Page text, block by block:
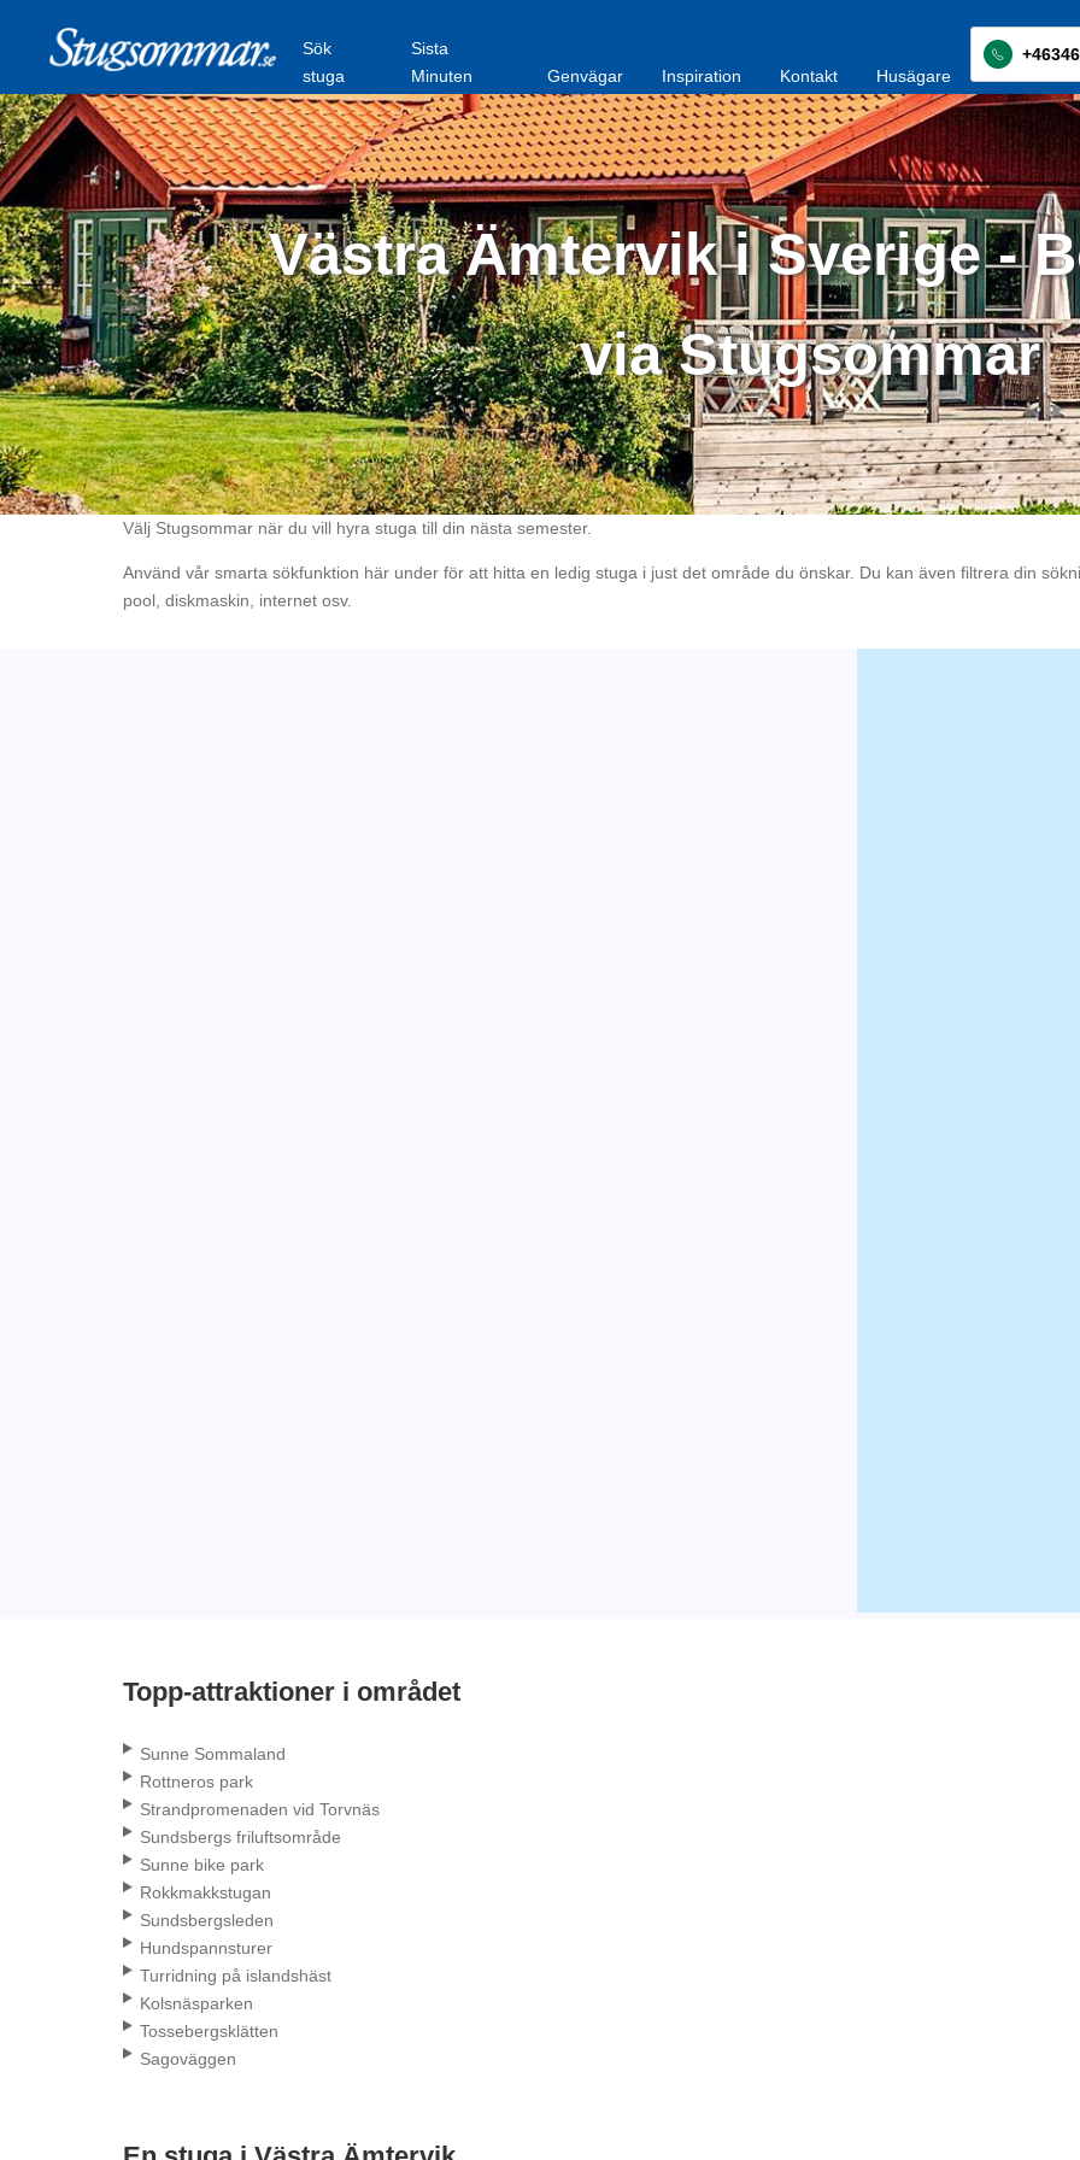
Sök
stuga
Sista
Minuten
Genvägar Inspiration Kontakt Husägare
Västra Ämtervik i Sverige -
via Stugsommar
Välj Stugsommar när du vill hyra stuga till din nästa semester.
Använd vår smarta sökfunktion här under för att hitta en ledig stuga i just det område du önskar. Du kan även filtrera din
pool, diskmaskin, internet osv.
Topp-attraktioner i området
Sunne Sommaland
Rottneros park
Strandpromenaden vid Torvnäs
Sundsbergs friluftsområde
Sunne bike park
Rokkmakkstugan
Sundsbergsleden
Hundspannsturer
Turridning på islandshäst
Kolsnäsparken
Tossebergsklätten
Sagoväggen